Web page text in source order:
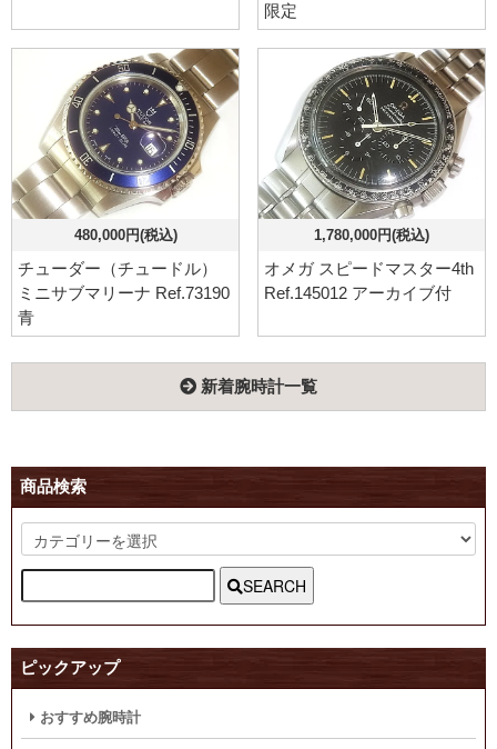
限定
480,000円(税込)
チューダー（チュードル）
ミニサブマリーナ Ref.73190
青
1,780,000円(税込)
オメガ スピードマスター4th
Ref.145012 アーカイブ付
新着腕時計一覧
商品検索
SEARCH
ピックアップ
おすすめ腕時計